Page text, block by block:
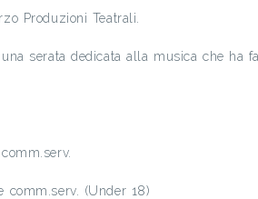
Produzioni Teatrali.
serata dedicata alla musica che ha
comm.serv. (Under 18)